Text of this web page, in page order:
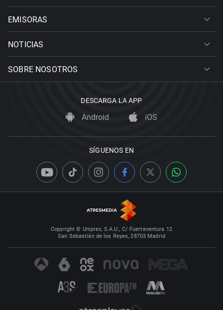
EMISORAS
NOTICIAS
SOBRE NOSOTROS
DESCARGA LA APP
Android iOS
SÍGUENOS EN
Copyright © Uniprex, S.A.U., C/ Fuerteventura 12
San Sebastián de los Reyes, 28703 Madrid